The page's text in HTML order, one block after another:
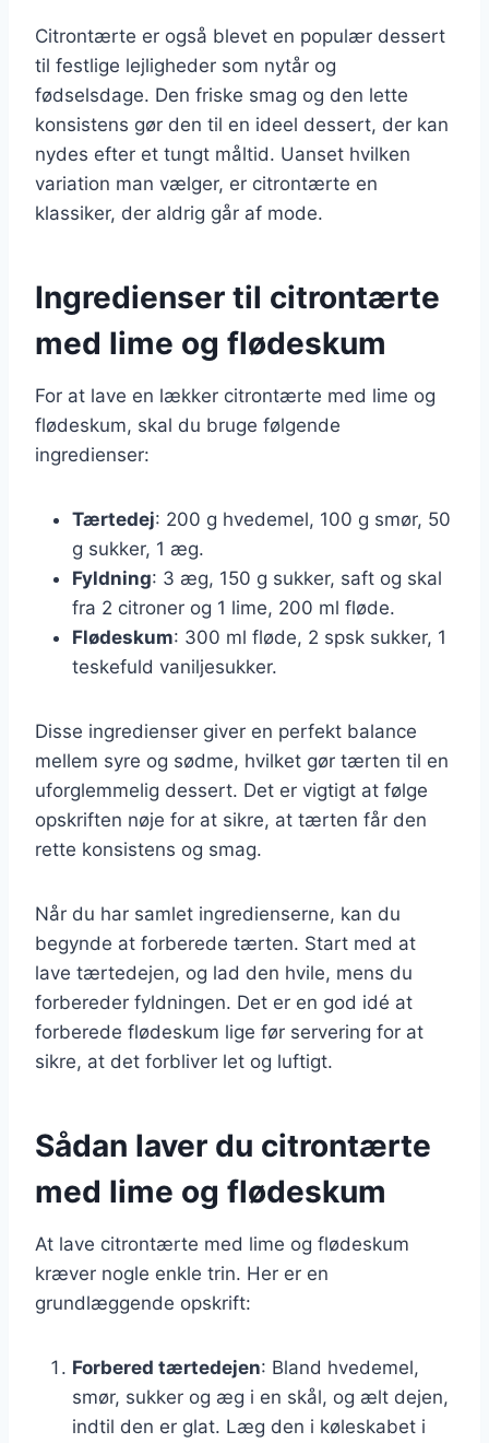
Citrontærte er også blevet en populær dessert
til festlige lejligheder som nytår og
fødselsdage. Den friske smag og den lette
konsistens gør den til en ideel dessert, der kan
nydes efter et tungt måltid. Uanset hvilken
variation man vælger, er citrontærte en
klassiker, der aldrig går af mode.
Ingredienser til citrontærte
med lime og flødeskum
For at lave en lækker citrontærte med lime og
flødeskum, skal du bruge følgende
ingredienser:
Tærtedej: 200 g hvedemel, 100 g smør, 50
g sukker, 1 æg.
Fyldning: 3 æg, 150 g sukker, saft og skal
fra 2 citroner og 1 lime, 200 ml fløde.
Flødeskum: 300 ml fløde, 2 spsk sukker, 1
teskefuld vaniljesukker.
Disse ingredienser giver en perfekt balance
mellem syre og sødme, hvilket gør tærten til en
uforglemmelig dessert. Det er vigtigt at følge
opskriften nøje for at sikre, at tærten får den
rette konsistens og smag.
Når du har samlet ingredienserne, kan du
begynde at forberede tærten. Start med at
lave tærtedejen, og lad den hvile, mens du
forbereder fyldningen. Det er en god idé at
forberede flødeskum lige før servering for at
sikre, at det forbliver let og luftigt.
Sådan laver du citrontærte
med lime og flødeskum
At lave citrontærte med lime og flødeskum
kræver nogle enkle trin. Her er en
grundlæggende opskrift:
Forbered tærtedejen: Bland hvedemel,
smør, sukker og æg i en skål, og ælt dejen,
indtil den er glat. Læg den i køleskabet i